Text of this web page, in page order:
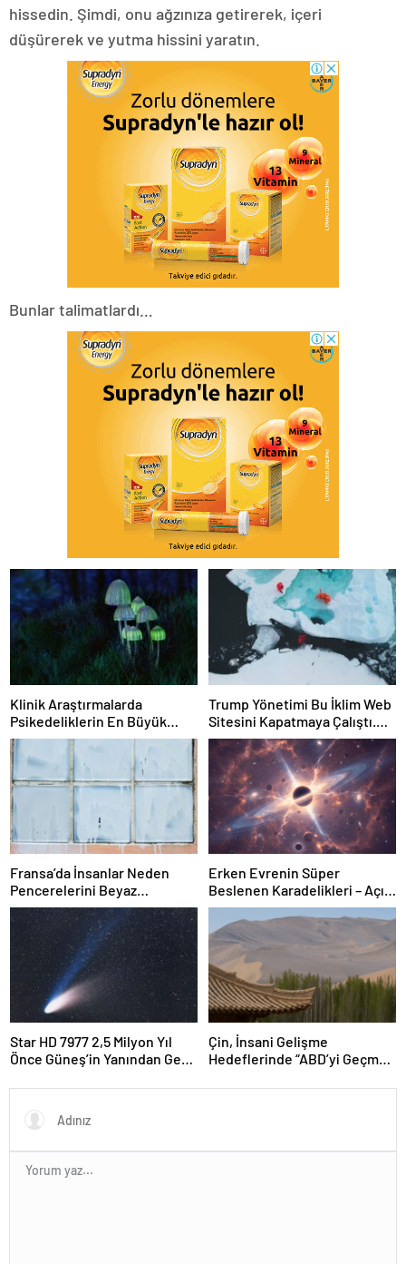
hissedin. Şimdi, onu ağzınıza getirerek, içeri
düşürerek ve yutma hissini yaratın.
Bunlar talimatlardı…
Klinik Araştırmalarda
Psikedeliklerin En Büyük
Etkisi Gözden Kaçıyor
Olabilir: İnsanların
Hedeflerini, Değerlerini,
Kariyerlerini ve İlişkilerini
Değiştiriyor Gibi
Görünüyorlar
Trump Yönetimi Bu İklim Web
Sitesini Kapatmaya Çalıştı.
Bilim Adamları Onu Tekrar
Çevrimiçi Hale Getirdi
Fransa’da İnsanlar Neden
Pencerelerini Beyaz
Tebeşirle Boyuyor?
Erken Evrenin Süper
Beslenen Karadelikleri – Açık
Bilim
Star HD 7977 2,5 Milyon Yıl
Önce Güneş’in Yanından Geçti
Yıldızlardaki Rahatsızlığı
Görebiliyoruz
Çin, İnsani Gelişme
Hedeflerinde “ABD’yi Geçme